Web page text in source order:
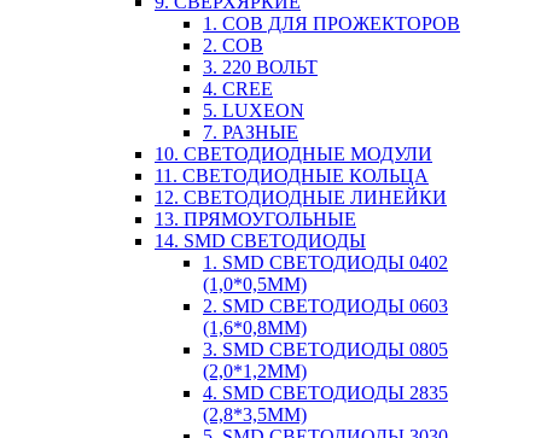
1. COB ДЛЯ ПРОЖЕКТОРОВ
2. COB
3. 220 ВОЛЬТ
4. CREE
5. LUXEON
7. РАЗНЫЕ
10. СВЕТОДИОДНЫЕ МОДУЛИ
11. СВЕТОДИОДНЫЕ КОЛЬЦА
12. СВЕТОДИОДНЫЕ ЛИНЕЙКИ
13. ПРЯМОУГОЛЬНЫЕ
14. SMD СВЕТОДИОДЫ
1. SMD СВЕТОДИОДЫ 0402
(1,0*0,5ММ)
2. SMD СВЕТОДИОДЫ 0603
(1,6*0,8ММ)
3. SMD СВЕТОДИОДЫ 0805
(2,0*1,2ММ)
4. SMD СВЕТОДИОДЫ 2835
(2,8*3,5ММ)